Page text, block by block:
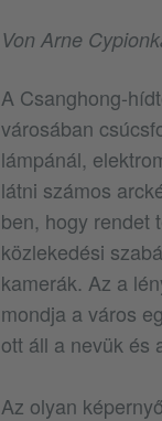
Von Arne
A Csanghong-
városában
lámpánál,
látni számos
ben, hogy rendet
közlekedési
kamerák. Az a
mondja a város
ott áll a nevük és
Az olyan